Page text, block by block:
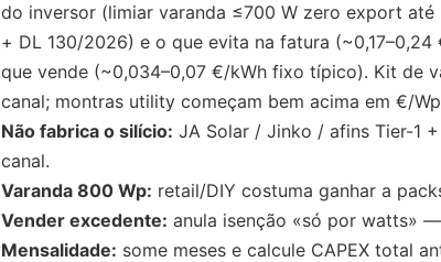
do inversor (limiar varanda ≤700 W zero export
+ DL 130/2026) e o que evita na fatura
que vende (~0,034–0,07 €/kWh fixo típico). Kit de
canal; montras utility começam bem acima em €/
Não fabrica o silício: JA Solar / Jinko / afins Tier-1
canal.
Varanda 800 Wp: retail/DIY costuma ganhar a
Vender excedente: anula isenção «só por watts»
Mensalidade: some meses e calcule CAPEX total